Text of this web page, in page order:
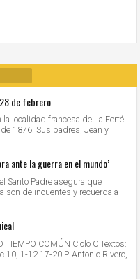
de febrero
localidad francesa de La Ferté
1876. Sus padres, Jean y
ante la guerra en el mundo’
Santo Padre asegura que
son delincuentes y recuerda a
TIEMPO COMÚN Ciclo C Textos:
1-12.17-20 P. Antonio Rivero,